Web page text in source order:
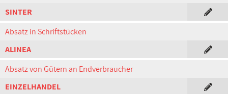
SINTER
Absatz in Schriftstücken
ALINEA
Absatz von Gütern an Endverbraucher
EINZELHANDEL